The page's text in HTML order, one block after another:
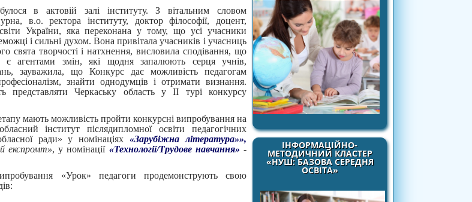
ІНФОРМАЦІЙНО-
МЕТОДИЧНИЙ КЛАСТЕР
«НУШ: БАЗОВА СЕРЕДНЯ
ОСВІТА»
в актовій залі інституту. З вітальним словом
в.о. ректора інституту, доктор філософії, доцент,
України, яка переконана у тому, що усі учасники
і сильні духом. Вона привітала учасників і учасниць
свята творчості і натхнення, висловила сподівання, що
є агентами змін, які щодня запалюють серця учнів,
зауважила, що Конкурс дає можливість педагогам
знайти однодумців і отримати визнання.
представляти Черкаську область у ІІ турі конкурсу
мають можливість пройти конкурсні випробування на
інститут післядипломної освіти педагогічних
ради» у номінаціях«Зарубіжна література»»,
експромт», у номінації «Технології/Трудове навчання» -
«Урок» педагоги продемонструють свою